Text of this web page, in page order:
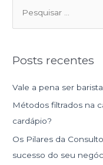
e
q
s
a
r
p
Posts recentes
Vale a pena ser
Métodos filtrados na
cardápio?
Os Pilares da
sucesso do seu